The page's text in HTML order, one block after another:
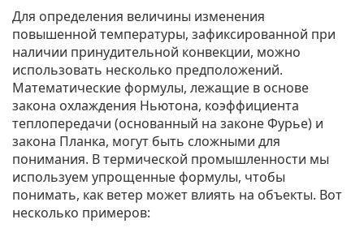
Для определения величины изменения
повышенной температуры, зафиксированной при
наличии принудительной конвекции, можно
использовать несколько предположений.
Математические формулы, лежащие в основе
закона охлаждения Ньютона, коэффициента
теплопередачи (основанный на законе Фурье) и
закона Планка, могут быть сложными для
понимания. В термической промышленности мы
используем упрощенные формулы, чтобы
понимать, как ветер может влиять на объекты. Вот
несколько примеров: